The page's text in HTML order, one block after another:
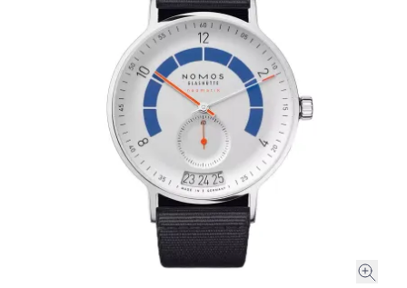
ROLEX CERTIFIED PRE-OWNED